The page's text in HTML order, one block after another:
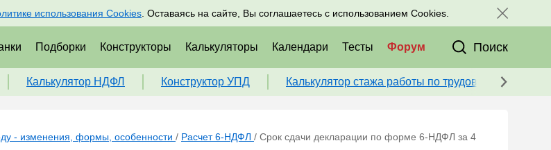
использования Cookies . Оставаясь на сайте, Вы соглашаетесь с использованием Cookies.
Присоединяйтесь к нам в соц. сетях:
Подборки Конструкторы Калькуляторы Календари Тесты Форум Поиск
Калькулятор НДФЛ Конструктор УПД Калькулятор стажа работы по трудовой книжке
- изменения, формы, особенности / Расчет 6-НДФЛ / Срок сдачи декларации по форме 6-НДФЛ за 4